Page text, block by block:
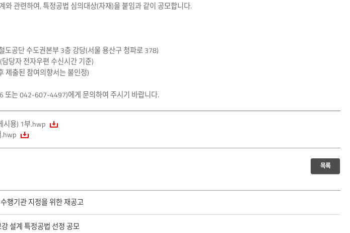
관련하여, 특정공법 심의대상(자재)을 붙임과 같이 공모합니다.
공단 수도권본부 3층 강당(서울 용산구 청파로 378)
당자 전자우편 수신시간 기준)
제출된 참여의향서는 불인정)
는 042-607-4497)에게 문의하여 주시기 바랍니다.
시용) 1부.hwp
.hwp
목록
행기관 지정을 위한 재공고
설계 특정공법 선정 공모